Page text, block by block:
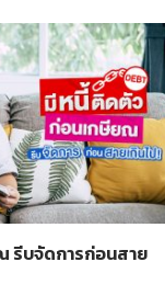
รีบจัดการก่อนสาย